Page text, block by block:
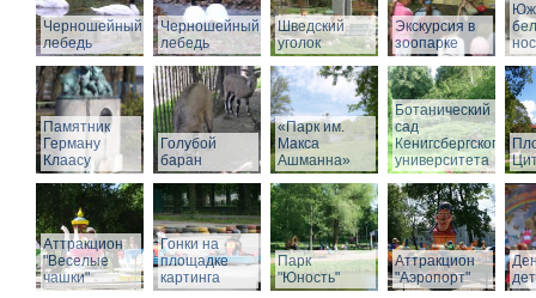
Черношейный
лебедь
Черношейный
лебедь
Шведский
уголок
Экскурсия в
зоопарке
Памятник
Герману
Клаасу
Голубой
баран
«Парк им.
Макса
Ашманна»
Ботанический
сад
Кенигсбергского
университета
Аттракцион
"Веселые
чашки"
Гонки на
площадке
картинга
Парк
"Юность"
Аттракцион
"Аэропорт"